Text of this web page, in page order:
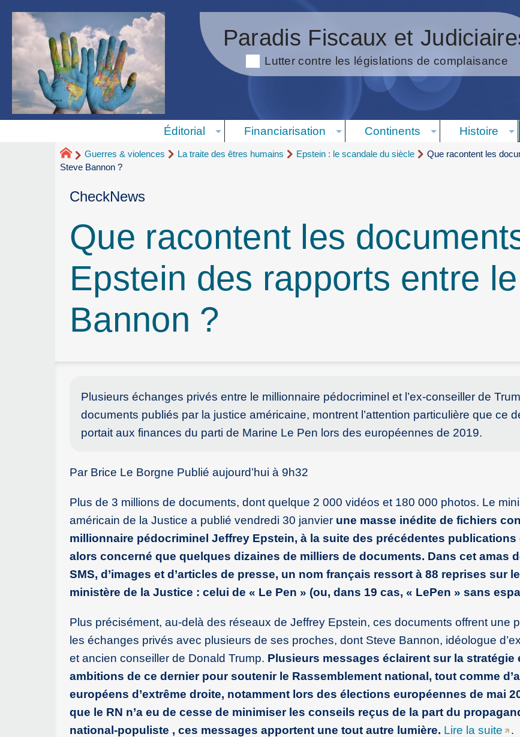
Paradis Fiscaux et
Lutter contre les législations de complaisance
Éditorial Financiarisation Continents Histoire
Guerres & violences La traite des êtres humains Epstein : le scandale du siècle
Que racontent les
Steve Bannon ?
CheckNews
Que racontent les
Epstein des rapports entre
Bannon ?
Plusieurs échanges privés entre le millionnaire pédocriminel et l’ex-conseiller de
documents publiés par la justice américaine, montrent l’attention particulière que ce
portait aux finances du parti de Marine Le Pen lors des européennes de 2019.
Par Brice Le Borgne Publié aujourd’hui à 9h32
Plus de 3 millions de documents, dont quelque 2 000 vidéos et 180 000 photos. Le
américain de la Justice a publié vendredi 30 janvier une masse inédite de fichiers
millionnaire pédocriminel Jeffrey Epstein, à la suite des précédentes publications
alors concerné que quelques dizaines de milliers de documents. Dans cet amas
SMS, d’images et d’articles de presse, un nom français ressort à 88 reprises sur
ministère de la Justice : celui de « Le Pen » (ou, dans 19 cas, « LePen » sans
Plus précisément, au-delà des réseaux de Jeffrey Epstein, ces documents offrent une
les échanges privés avec plusieurs de ses proches, dont Steve Bannon, idéologue
et ancien conseiller de Donald Trump. Plusieurs messages éclairent sur la stratégie
ambitions de ce dernier pour soutenir le Rassemblement national, tout comme
européens d’extrême droite, notamment lors des élections européennes de mai
que le RN n’a eu de cesse de minimiser les conseils reçus de la part du
national-populiste , ces messages apportent une tout autre lumière. Lire la suite .